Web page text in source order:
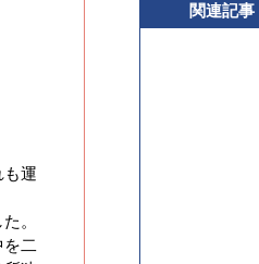
運
。
二
関連記事